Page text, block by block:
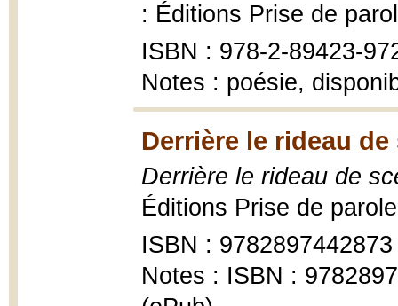
: Éditions Prise de
ISBN : 978-2-89423-
Notes : poésie,
Derrière le rideau de
Derrière le rideau de
Éditions Prise de
ISBN : 9782897442873
Notes : ISBN :